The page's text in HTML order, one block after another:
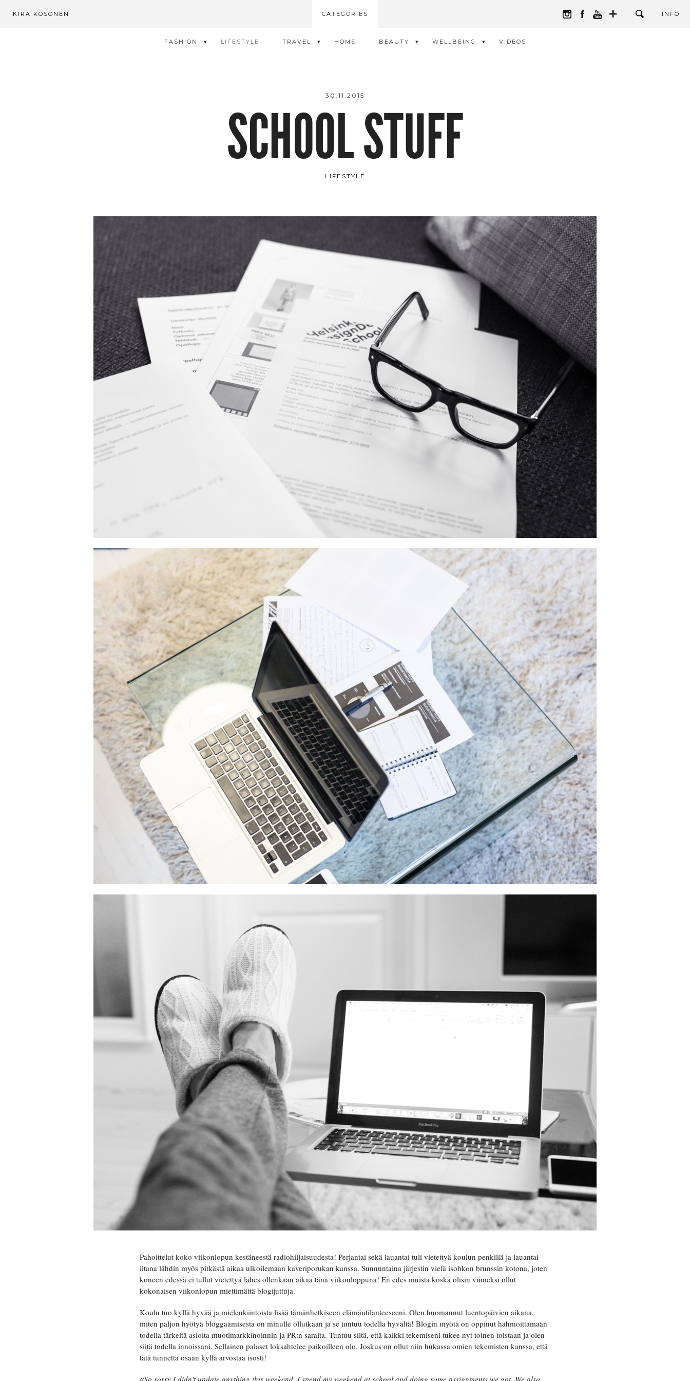
KIRA KOSONEN CATEGORIES INFO
FASHION LIFESTYLE TRAVEL HOME BEAUTY WELLBEING VIDEOS
30.11.2015
SCHOOL STUFF
LIFESTYLE
Pahoittelut koko viikonlopun kestäneestä radiohiljaisuudesta! Perjantai sekä lauantai tuli vietettyä koulun penkillä ja lauantai-
iltana lähdin myös pitkästä aikaa ulkoilemaan kaveriporukan kanssa. Sunnuntaina järjestin vielä isohkon brunssin kotona, joten
koneen edessä ei tullut vietettyä lähes ollenkaan aikaa tänä viikonloppuna! En edes muista koska olisin viimeksi ollut
kokonaisen viikonlopun miettimättä blogijuttuja.
Koulu tuo kyllä hyvää ja mielenkiintoista lisää tämänhetkiseen elämäntilanteeseeni. Olen huomannut luentopäivien aikana,
miten paljon hyötyä bloggaamisesta on minulle ollutkaan ja se tuntuu todella hyvältä! Blogin myötä on oppinut hahmoittamaan
todella tärkeitä asioita muotimarkkinoinnin ja PR:n saralta. Tuntuu siltä, että kaikki tekemiseni tukee nyt toinen toistaan ja olen
siitä todella innoissani. Sellainen palaset loksahtelee paikoilleen olo. Joskus on ollut niin hukassa omien tekemisten kanssa, että
tätä tunnetta osaan kyllä arvostaa isosti!
//So sorry I didn't update anything this weekend. I spend my weekend at school and doing some assignments we got. We also